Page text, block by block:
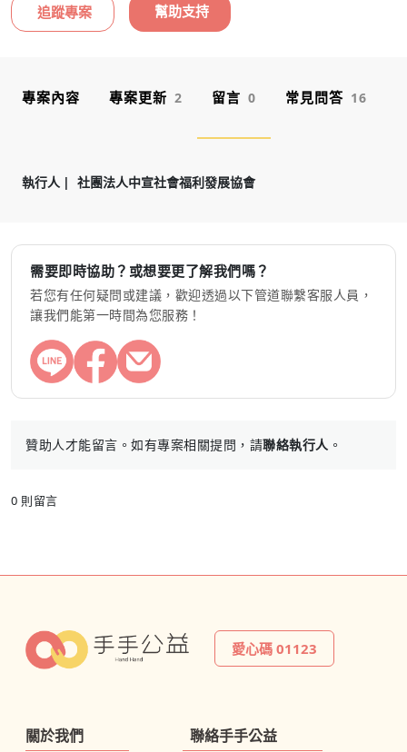
追蹤專案 幫助支持
專案內容 專案更新 2 留言 0 常見問答 16
執行人 社團法人中宣社會福利發展協會
需要即時協助？或想要更了解我們嗎？
若您有任何疑問或建議，歡迎透過以下管道聯繫客服人員，
讓我們能第一時間為您服務！
贊助人才能留言。如有專案相關提問，請聯絡執行人 。
0 則留言
愛心碼 01123
關於我們 聯絡手手公益